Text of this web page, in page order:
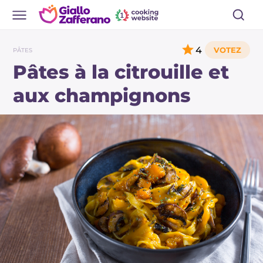
PÂTES
Pâtes à la citrouille et
aux champignons
4